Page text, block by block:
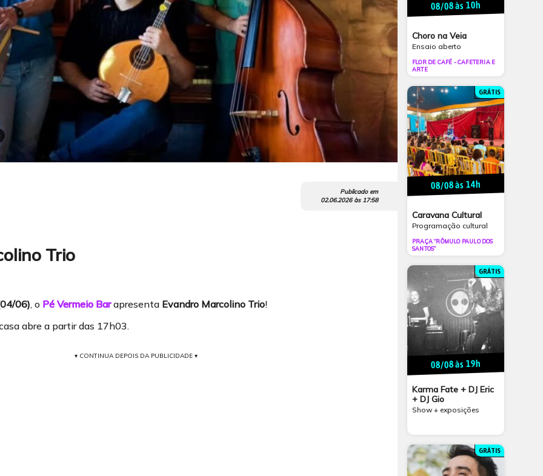
Publicado em
02.06.2026às 17:58
Trio
06), o Pé Vermeio Barapresenta Evandro Marcolino Trio!
abre a partir das 17h03.
▾ CONTINUA DEPOIS DA PUBLICIDADE ▾
08/08 às 10h
Choro na Veia
Ensaio aberto
FLOR DE CAFÉ - CAFETERIA E
ARTE
GRÁTIS
08/08 às 14h
Caravana Cultural
Programação cultural
PRAÇA “RÔMULO PAULO DOS
SANTOS”
GRÁTIS
08/08 às 19h
Karma Fate + DJ Eric
+ DJ Gio
Show + exposições
GRÁTIS